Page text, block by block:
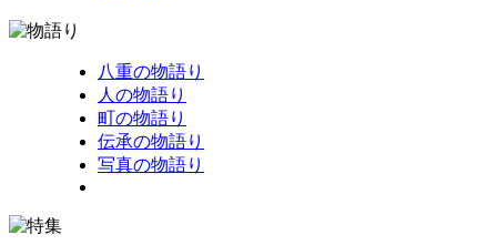
八重の物語り
人の物語り
町の物語り
伝承の物語り
写真の物語り